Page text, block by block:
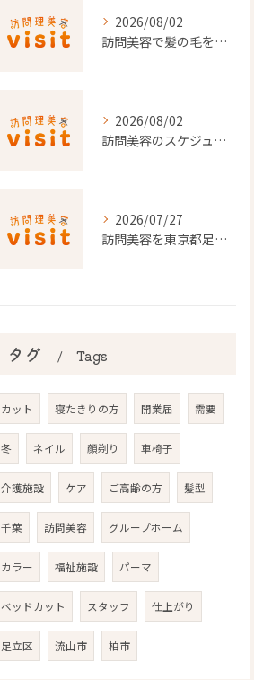
2026/08/02
訪問美容で髪の毛を整える事前準備と安心料金ポイントを徹底解説
2026/08/02
訪問美容のスケジュール調整を東京都でスムーズに行うポイント
2026/07/27
訪問美容を東京都足立区で利用するための申請条件と手続き徹底ガイド
タグ Tags
カット 寝たきりの方 開業届 需要
冬 ネイル 顔剃り 車椅子
介護施設 ケア ご高齢の方 髪型
千葉 訪問美容 グループホーム
カラー 福祉施設 パーマ
ベッドカット スタッフ 仕上がり
足立区 流山市 柏市